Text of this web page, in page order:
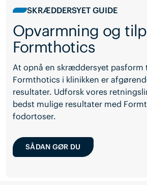
SKRÆDDERSYET GUIDE
Opvarmning og
Formthotics
At opnå en skræddersyet pasform
Formthotics i klinikken er
resultater. Udforsk vores
bedst mulige resultater med
fodortoser.
SÅDAN GØR DU